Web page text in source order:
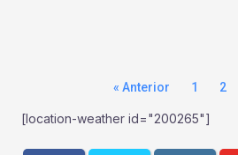
« Anterior 1 2
[location-weather id="200265"]